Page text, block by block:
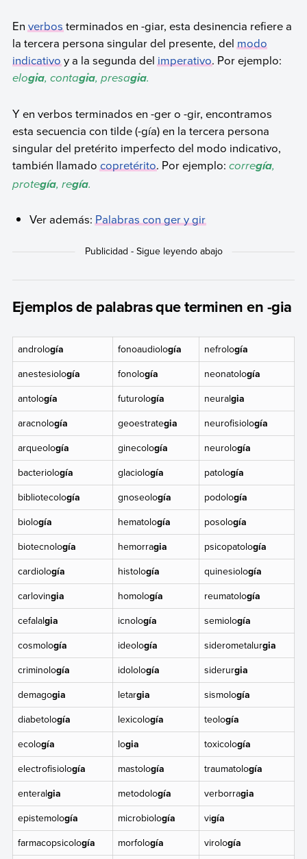
Enverbosterminados en -giar, esta desinencia refiere a
la tercera persona singular del presente, delmodo
indicativoy a la segunda delimperativo. Por ejemplo:
elogia, contagia, presagia.
Y en verbos terminados en -ger o -gir, encontramos
esta secuencia con tilde (-gía) en la tercera persona
singular del pretérito imperfecto del modo indicativo,
también llamadocopretérito. Por ejemplo: corregía,
protegía, regía.
Ver además:Palabras con ger y gir
Ejemplos de palabras que terminen en -gia
andrología fonoaudiología nefrología
anestesiología fonología neonatología
antología futurología neuralgia
aracnología geoestrategia neurofisiología
arqueología ginecología neurología
bacteriología glaciología patología
bibliotecología gnoseología podología
biología hematología posología
biotecnología hemorragia psicopatología
cardiología histología quinesiología
carlovingia homología reumatología
cefalalgia icnología semiología
cosmología ideología siderometalurgia
criminología idolología siderurgia
demagogia letargia sismología
diabetología lexicología teología
ecología logia toxicología
electrofisiología mastología traumatología
enteralgia metodología verborragia
epistemología microbiología vigía
farmacopsicología morfología virología